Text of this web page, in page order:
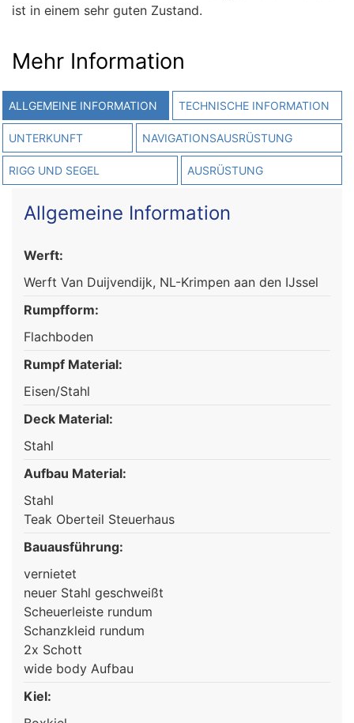
ist in einem sehr guten Zustand.
Mehr Information
ALLGEMEINE INFORMATION TECHNISCHE INFORMATION
UNTERKUNFT NAVIGATIONSAUSRÜSTUNG
RIGG UND SEGEL AUSRÜSTUNG
Allgemeine Information
Werft:
Werft Van Duijvendijk, NL-Krimpen aan den IJssel
Rumpfform:
Flachboden
Rumpf Material:
Eisen/Stahl
Deck Material:
Stahl
Aufbau Material:
Stahl
Teak Oberteil Steuerhaus
Bauausführung:
vernietet
neuer Stahl geschweißt
Scheuerleiste rundum
Schanzkleid rundum
2x Schott
wide body Aufbau
Kiel: